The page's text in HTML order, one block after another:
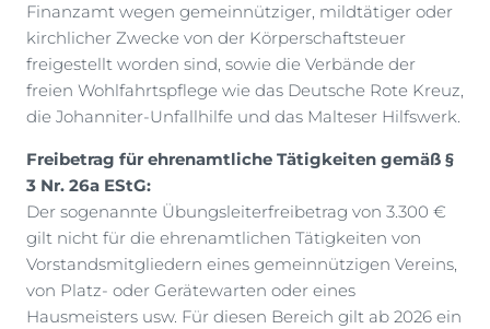
Finanzamt wegen gemeinnütziger, mildtätiger oder
kirchlicher Zwecke von der Körperschaftsteuer
freigestellt worden sind, sowie die Verbände der
freien Wohlfahrtspflege wie das Deutsche Rote Kreuz,
die Johanniter-Unfallhilfe und das Malteser Hilfswerk.
Freibetrag für ehrenamtliche Tätigkeiten gemäß §
3 Nr. 26a EStG:
Der sogenannte Übungsleiterfreibetrag von 3.300 €
gilt nicht für die ehrenamtlichen Tätigkeiten von
Vorstandsmitgliedern eines gemeinnützigen Vereins,
von Platz- oder Gerätewarten oder eines
Hausmeisters usw. Für diesen Bereich gilt ab 2026 ein